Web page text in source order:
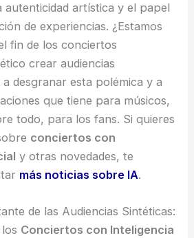
autenticidad artística y el papel
de experiencias. ¿Estamos
fin de los conciertos
crear audiencias
a desgranar esta polémica y a
que tiene para músicos,
todo, para los fans. Si quieres
conciertos con
y otras novedades, te
más noticias sobre IA.
de las Audiencias Sintéticas:
Conciertos con Inteligencia